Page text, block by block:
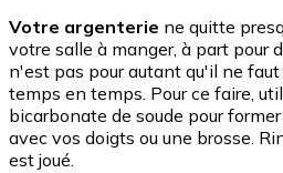
Votre argenterie ne quitte
votre salle à manger, à part pour
n'est pas pour autant qu'il ne
temps en temps. Pour ce faire,
bicarbonate de soude pour
avec vos doigts ou une brosse.
est joué.